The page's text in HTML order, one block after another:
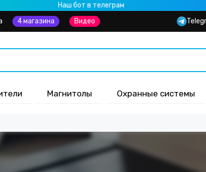
Наш бот в телеграм
4 магазина Видео
Магнитолы Охранные системы